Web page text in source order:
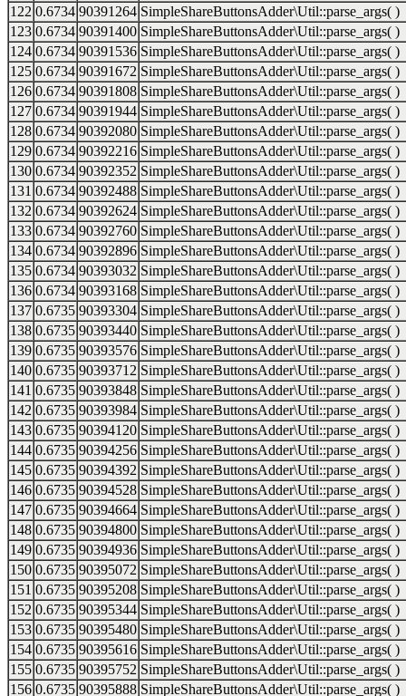
122 0.6734 90391264 SimpleShareButtonsAdder\Util::parse_args( )
123 0.6734 90391400 SimpleShareButtonsAdder\Util::parse_args( )
124 0.6734 90391536 SimpleShareButtonsAdder\Util::parse_args( )
125 0.6734 90391672 SimpleShareButtonsAdder\Util::parse_args( )
126 0.6734 90391808 SimpleShareButtonsAdder\Util::parse_args( )
127 0.6734 90391944 SimpleShareButtonsAdder\Util::parse_args( )
128 0.6734 90392080 SimpleShareButtonsAdder\Util::parse_args( )
129 0.6734 90392216 SimpleShareButtonsAdder\Util::parse_args( )
130 0.6734 90392352 SimpleShareButtonsAdder\Util::parse_args( )
131 0.6734 90392488 SimpleShareButtonsAdder\Util::parse_args( )
132 0.6734 90392624 SimpleShareButtonsAdder\Util::parse_args( )
133 0.6734 90392760 SimpleShareButtonsAdder\Util::parse_args( )
134 0.6734 90392896 SimpleShareButtonsAdder\Util::parse_args( )
135 0.6734 90393032 SimpleShareButtonsAdder\Util::parse_args( )
136 0.6734 90393168 SimpleShareButtonsAdder\Util::parse_args( )
137 0.6735 90393304 SimpleShareButtonsAdder\Util::parse_args( )
138 0.6735 90393440 SimpleShareButtonsAdder\Util::parse_args( )
139 0.6735 90393576 SimpleShareButtonsAdder\Util::parse_args( )
140 0.6735 90393712 SimpleShareButtonsAdder\Util::parse_args( )
141 0.6735 90393848 SimpleShareButtonsAdder\Util::parse_args( )
142 0.6735 90393984 SimpleShareButtonsAdder\Util::parse_args( )
143 0.6735 90394120 SimpleShareButtonsAdder\Util::parse_args( )
144 0.6735 90394256 SimpleShareButtonsAdder\Util::parse_args( )
145 0.6735 90394392 SimpleShareButtonsAdder\Util::parse_args( )
146 0.6735 90394528 SimpleShareButtonsAdder\Util::parse_args( )
147 0.6735 90394664 SimpleShareButtonsAdder\Util::parse_args( )
148 0.6735 90394800 SimpleShareButtonsAdder\Util::parse_args( )
149 0.6735 90394936 SimpleShareButtonsAdder\Util::parse_args( )
150 0.6735 90395072 SimpleShareButtonsAdder\Util::parse_args( )
151 0.6735 90395208 SimpleShareButtonsAdder\Util::parse_args( )
152 0.6735 90395344 SimpleShareButtonsAdder\Util::parse_args( )
153 0.6735 90395480 SimpleShareButtonsAdder\Util::parse_args( )
154 0.6735 90395616 SimpleShareButtonsAdder\Util::parse_args( )
155 0.6735 90395752 SimpleShareButtonsAdder\Util::parse_args( )
156 0.6735 90395888 SimpleShareButtonsAdder\Util::parse_args( )